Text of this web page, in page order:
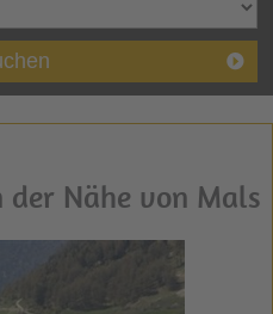
Nähe von Mals